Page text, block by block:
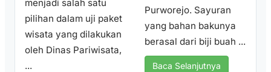
menjadi salah satu
pilihan dalam uji paket
wisata yang dilakukan
oleh Dinas Pariwisata,
...
Purworejo. Sayuran
yang bahan bakunya
berasal dari biji buah ...
Baca Selanjutnya